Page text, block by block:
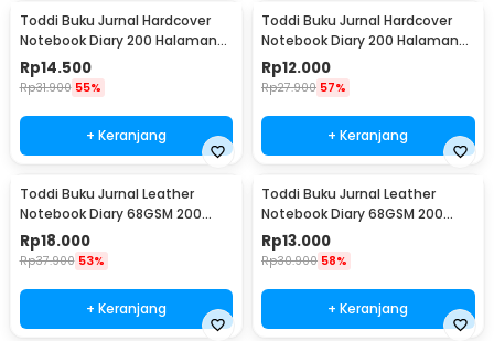
Toddi Buku Jurnal Hardcover
Notebook Diary 200 Halaman
Lined A6 - CW-38
Rp14.500
Rp31.900 55%
+ Keranjang
Toddi Buku Jurnal Hardcover
Notebook Diary 200 Halaman
Lined A7 - CW-38
Rp12.000
Rp27.900 57%
+ Keranjang
Toddi Buku Jurnal Leather
Notebook Diary 68GSM 200
Halaman Lined A5 - CW-50
Rp18.000
Rp37.900 53%
+ Keranjang
Toddi Buku Jurnal Leather
Notebook Diary 68GSM 200
Halaman Lined A6 - CW-50
Rp13.000
Rp30.900 58%
+ Keranjang